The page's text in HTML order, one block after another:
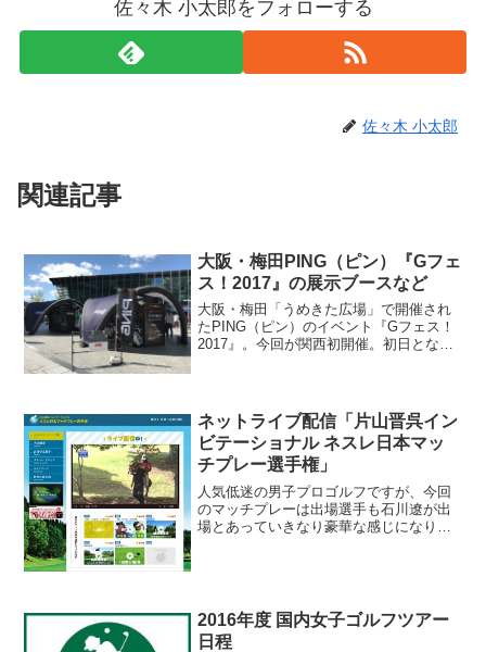
佐々木 小太郎をフォローする
佐々木 小太郎
関連記事
大阪・梅田PING（ピン）『Gフェ
ス！2017』の展示ブースなど
大阪・梅田「うめきた広場」で開催され
たPING（ピン）のイベント『Gフェス！
2017』。今回が関西初開催。初日となる
ネットライブ配信「片山晋呉イン
ビテーショナル ネスレ日本マッ
チプレー選手権」
人気低迷の男子プロゴルフですが、今回
のマッチプレーは出場選手も石川遼が出
場とあっていきなり豪華な感じになりま
2016年度 国内女子ゴルフツアー
日程